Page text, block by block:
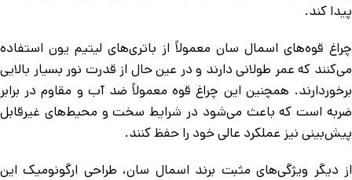
پیدا کند.
چراغ قوه‌های اسمال سان معمولاً از باتری‌های لیتیم یون استفاده
می‌کنند که عمر طولانی دارند و در عین حال از قدرت نور بسیار بالایی
برخوردارند. همچنین این چراغ قوه معمولاً ضد آب و مقاوم در برابر
ضربه است که باعث می‌شود در شرایط سخت و محیط‌های غیرقابل
پیش‌بینی نیز عملکرد عالی خود را حفظ کنند.
از دیگر ویژگی‌های مثبت برند اسمال سان، طراحی ارگونومیک این